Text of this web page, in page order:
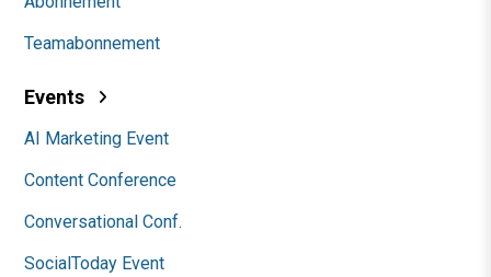
Teamabonnement
Events
AI Marketing Event
Content Conference
Conversational Conf.
SocialToday Event